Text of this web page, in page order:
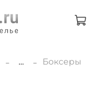
... Боксеры